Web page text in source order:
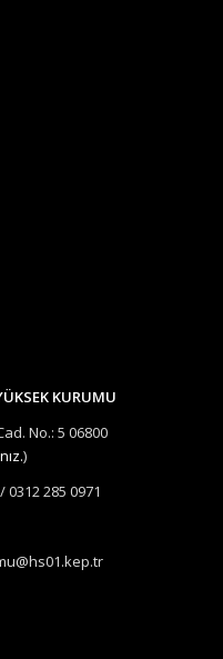
KURUMU
No.: 5 06800
)
0312 285 0971